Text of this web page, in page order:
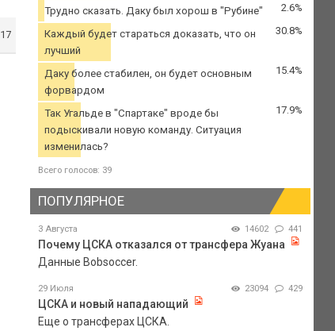
17
Трудно сказать. Даку был хорош в "Рубине" 2.6%
Каждый будет стараться доказать, что он
лучший
30.8%
Даку более стабилен, он будет основным
форвардом
15.4%
Так Угальде в "Спартаке" вроде бы
подыскивали новую команду. Ситуация
изменилась?
17.9%
Всего голосов: 39
ПОПУЛЯРНОЕ
3 Августа 14602 441
Почему ЦСКА отказался от трансфера Жуана
Данные Bobsoccer.
29 Июля 23094 429
ЦСКА и новый нападающий
Еще о трансферах ЦСКА.